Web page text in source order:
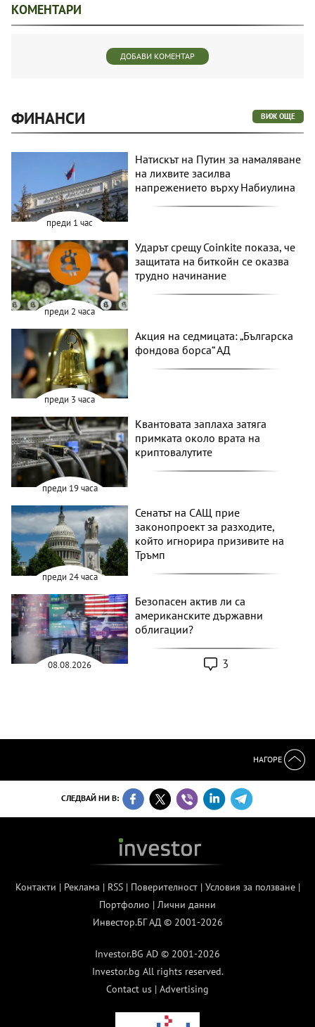
КОМЕНТАРИ
ДОБАВИ КОМЕНТАР
ФИНАНСИ ВИЖ ОЩЕ
преди 1 час
Натискът на Путин за намаляване
на лихвите засилва
напрежението върху Набиулина
преди 2 часа
Ударът срещу Coinkite показа, че
защитата на биткойн се оказва
трудно начинание
преди 3 часа
Акция на седмицата: „Българска
фондова борса“ АД
преди 19 часа
Квантовата заплаха затяга
примката около врата на
криптовалутите
преди 24 часа
Сенатът на САЩ прие
законопроект за разходите,
който игнорира призивите на
Тръмп
08.08.2026
Безопасен актив ли са
американските държавни
облигации?
3
НАГОРЕ
СЛЕДВАЙ НИ В:
Контакти | Реклама | RSS| Поверителност| Условия за ползване|
Портфолио | Лични данни
Инвестор.БГ АД © 2001-2026
Investor.BG AD © 2001-2026
Investor.bg All rights reserved.
Contact us | Advertising